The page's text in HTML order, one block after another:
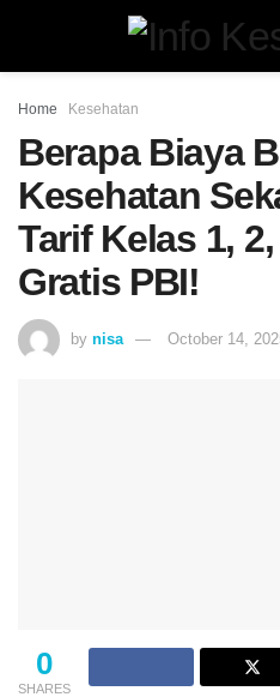
Home Kesehatan
Berapa Biaya
Kesehatan
Tarif Kelas 1,
Gratis PBI!
by nisa October 14,
0
SHARES